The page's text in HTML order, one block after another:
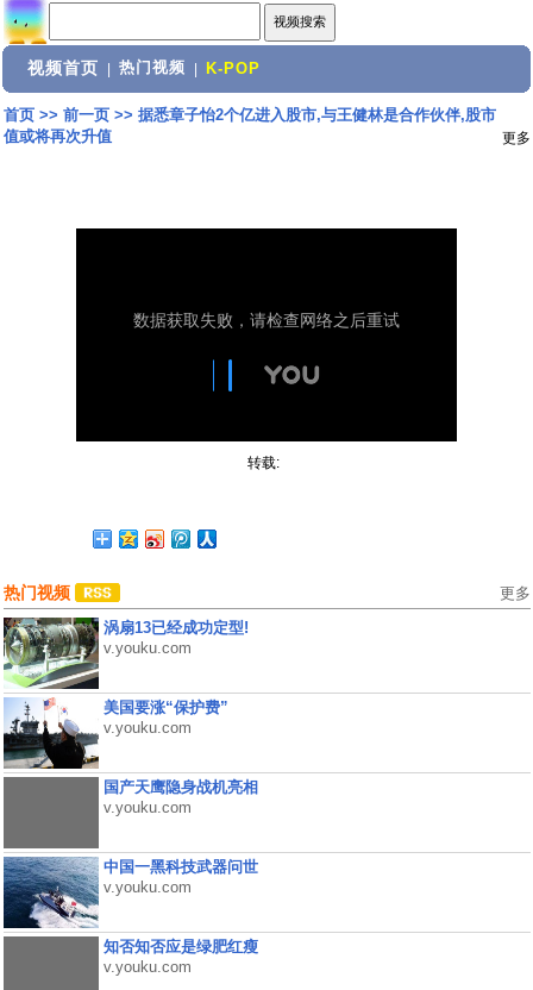
视频首页 热门视频 K-POP
首页>> 前一页>> 据悉章子怡2个亿进入股市,与王健林是合作伙伴,股市
值或将再次升值
更多
转载:
热门视频 更多
涡扇13已经成功定型!
v.youku.com
美国要涨“保护费”
v.youku.com
国产天鹰隐身战机亮相
v.youku.com
中国一黑科技武器问世
v.youku.com
知否知否应是绿肥红瘦
v.youku.com